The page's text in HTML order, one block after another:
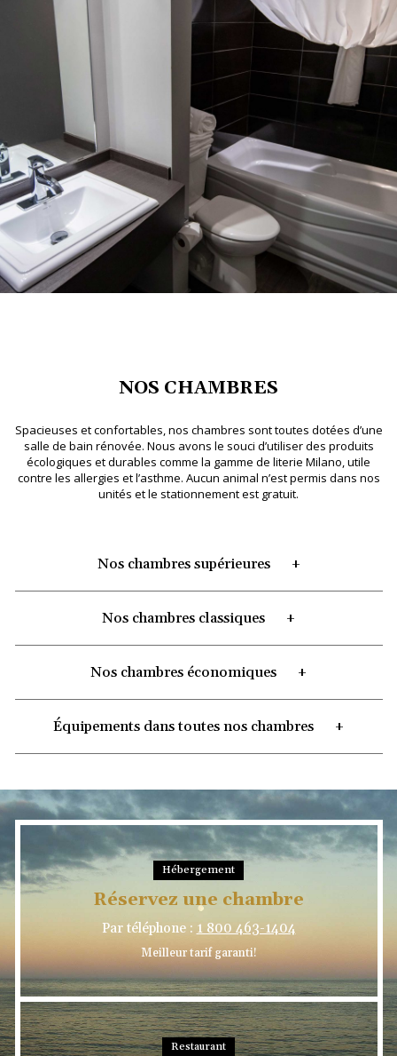
NOS CHAMBRES
Spacieuses et confortables, nos chambres sont toutes dotées d’une
salle de bain rénovée. Nous avons le souci d’utiliser des produits
écologiques et durables comme la gamme de literie Milano, utile
contre les allergies et l’asthme. Aucun animal n’est permis dans nos
unités et le stationnement est gratuit.
Nos chambres supérieures
Nos chambres classiques
Nos chambres économiques
Équipements dans toutes nos chambres
Hébergement
Réservez une chambre
Par téléphone : 1 800 463-1404
Meilleur tarif garanti!
Restaurant